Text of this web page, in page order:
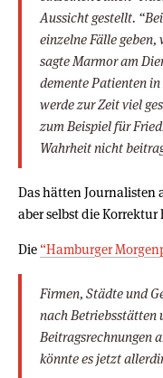
Aussicht gestellt.
einzelne Fälle geben,
sagte Marmor am
demente Patienten
werde zur Zeit viel
zum Beispiel für
Wahrheit nicht
Das hätten Journalisten
aber selbst die
Die “Hamburger
Firmen, Städte und
nach Betriebsstätten
Beitragsrechnungen
könnte es jetzt